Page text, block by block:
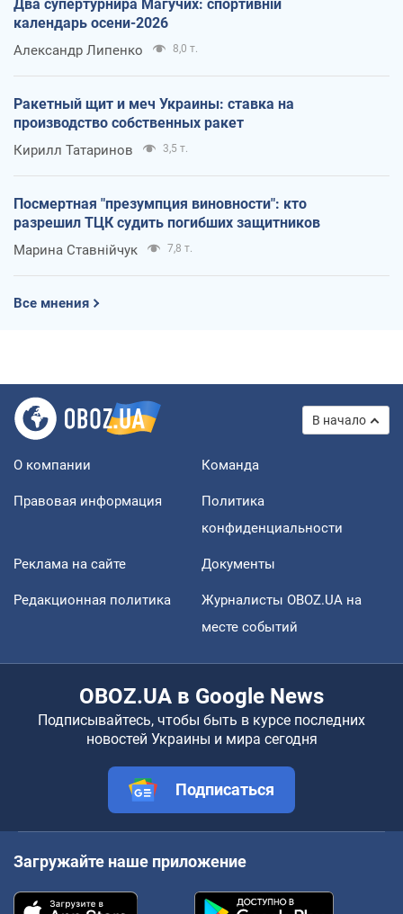
Два супертурнира Магучих: спортивній
календарь осени-2026
Александр Липенко 8,0 т.
Ракетный щит и меч Украины: ставка на
производство собственных ракет
Кирилл Татаринов 3,5 т.
Посмертная "презумпция виновности": кто
разрешил ТЦК судить погибших защитников
Марина Ставнійчук 7,8 т.
Все мнения
В начало
О компании Команда
Правовая информация
Политика
конфиденциальности
Реклама на сайте Документы
Редакционная политика
Журналисты OBOZ.UA на
месте событий
OBOZ.UA в Google News
Подписывайтесь, чтобы быть в курсе последних
новостей Украины и мира сегодня
Подписаться
Загружайте наше приложение